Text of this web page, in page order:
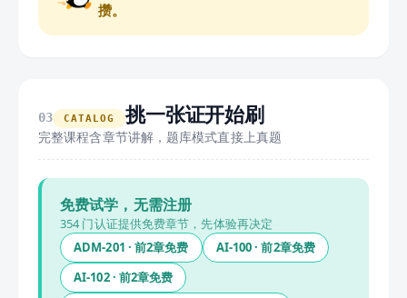
攒。
03 CATALOG 挑一张证开始刷
完整课程含章节讲解，题库模式直接上真题
免费试学，无需注册
354门认证提供免费章节，先体验再决定
ADM-201 · 前2章免费 AI-100· 前2章免费
AI-102· 前2章免费